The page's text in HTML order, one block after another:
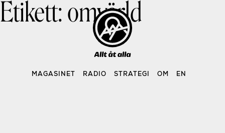
Skip
MAGASINET RADIO STRATEGI OM EN
Etikett:omvärld